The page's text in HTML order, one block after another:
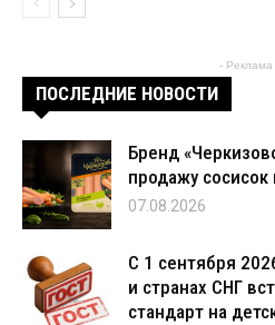
- Реклама
ПОСЛЕДНИЕ НОВОСТИ
Бренд
продажу сосисок
07.08.2026
С 1 сентября
и странах СНГ
стандарт на